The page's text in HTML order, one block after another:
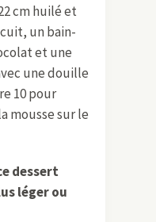
cm huilé et
un bain-
et une
une douille
10 pour
mousse sur le
dessert
léger ou